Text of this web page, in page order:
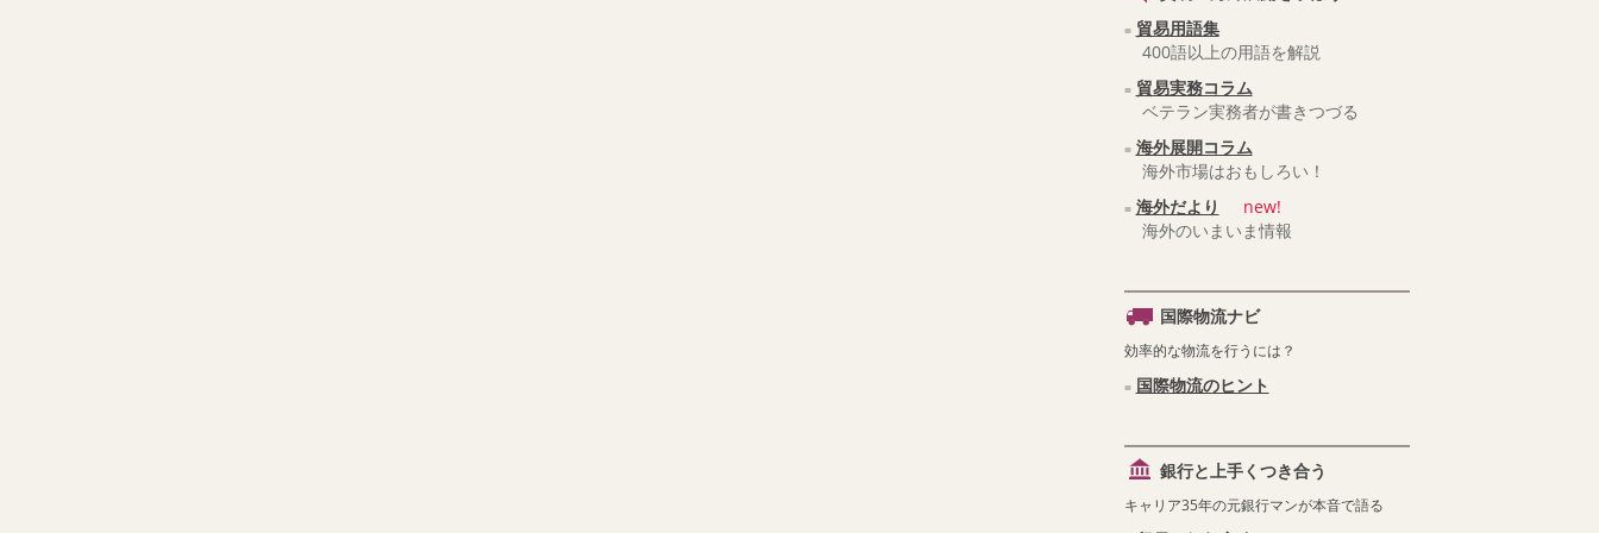
貿易用語集
400語以上の用語を解説
貿易実務コラム
ベテラン実務者が書きつづる
海外展開コラム
海外市場はおもしろい！
海外だより
new!
海外のいまいま情報
国際物流ナビ
効率的な物流を行うには？
国際物流のヒント
銀行と上手くつき合う
キャリア35年の元銀行マンが本音で語る